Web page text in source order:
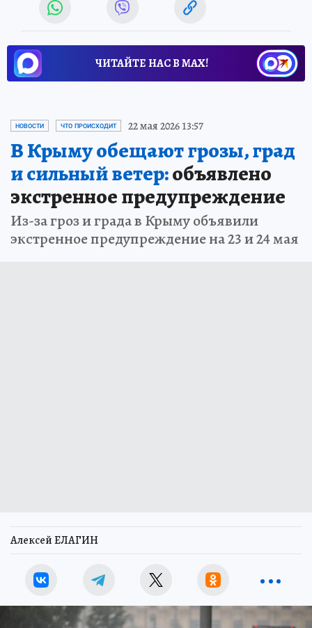
ЧИТАЙТЕ НАС В МАХ!
НОВОСТИ ЧТО ПРОИСХОДИТ 22 мая 2026 13:57
В Крыму обещают грозы, град
и сильный ветер:объявлено
экстренное предупреждение
Из-за гроз и града в Крыму объявили
экстренное предупреждение на 23 и 24 мая
Алексей ЕЛАГИН